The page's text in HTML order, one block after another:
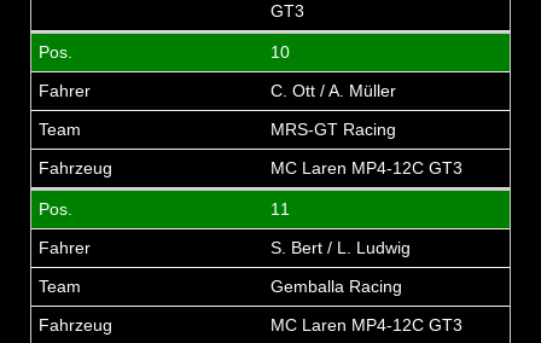
GT3
10
C. Ott / A. Müller
MRS-GT Racing
MC Laren MP4-12C GT3
11
S. Bert / L. Ludwig
Gemballa Racing
MC Laren MP4-12C GT3